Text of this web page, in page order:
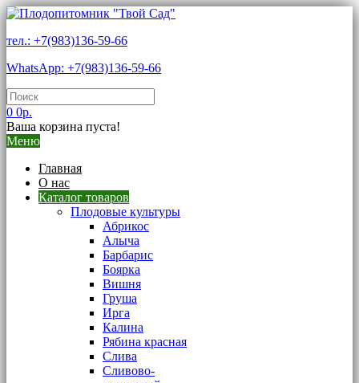
тел.: +7(983)136-59-66
WhatsApp: +7(983)136-59-66
0 0р.
Ваша корзина пуста!
Меню
Главная
О нас
Каталог товаров
Плодовые культуры
Абрикос
Алыча
Барбарис
Боярка
Вишня
Груша
Ирга
Калина
Рябина красная
Слива
Сливово-